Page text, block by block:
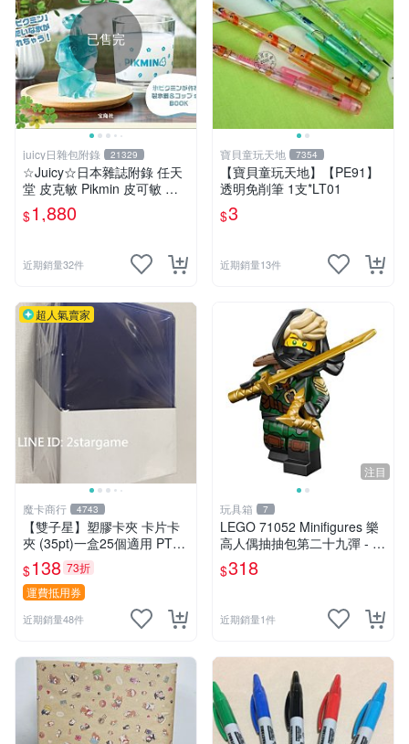
已售完
juicy日雜包附錄 21329
☆Juicy☆日本雜誌附錄 任天
堂 皮克敏 Pikmin 皮可敏 儲
冰盒 冰塊盒 製冰盒 冰塊模具
製冰模具 杯子 水杯
$1,880
近期銷量32件
寶貝童玩天地 7354
【寶貝童玩天地】【PE91】
透明免削筆 1支*LT01
$3
近期銷量13件
超人氣賣家
魔卡商行 4743
【雙子星】塑膠卡夾 卡片卡
夾 (35pt)一盒25個適用 PTC
G 寶可夢 遊戲王 界線超越典
藏包 忍者飛旋
$138 73折
運費抵用券
近期銷量48件
注目
玩具箱 7
LEGO 71052 Minifigures 樂
高人偶抽抽包第二十九彈 - 神
秘浪人（Mysterious Ronin）
$318
近期銷量1件